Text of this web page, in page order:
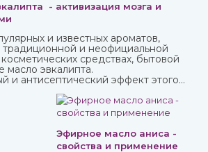
- активизация мозга и
и известных ароматов,
традиционной и неофициальной
средствах, бытовой
масло эвкалипта.
и антисептический эффект этого
Эфирное масло аниса -
свойства и применение